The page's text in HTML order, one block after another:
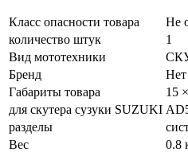
Класс опасности товара
Не
количество штук
1
Вид мототехники
Бренд
Нет
Габариты товара
15
для скутера сузуки SUZUKI
разделы
Вес
0.8